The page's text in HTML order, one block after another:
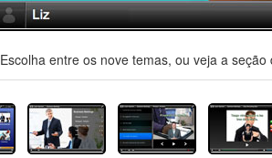
Escolha entre os nove temas, ou veja a